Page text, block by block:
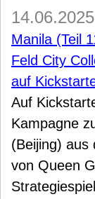
Manila (Teil
Feld City
auf
Auf
Kampagne
(Beijing) aus
von Queen